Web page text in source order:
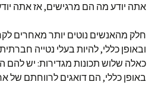
אתה יודע מה הם מרגישים, אז אתה
חלק מהאנשים נוטים יותר מאחרים
ובאופן כללי, להיות בעלי נטייה
כאלה שלוש תכונות מגדירות: יש להם
באופן כללי, הם דואגים לרווחתם של